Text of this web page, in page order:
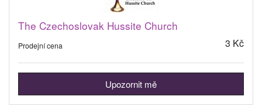
The Czechoslovak Hussite Church
Prodejní cena 3 Kč
Upozornit mě